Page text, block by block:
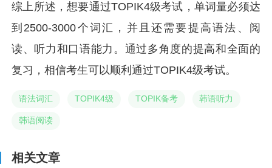
综上所述，想要通过TOPIK4级考试，单词量必须达
到2500-3000个词汇，并且还需要提高语法、阅
读、听力和口语能力。通过多角度的提高和全面的
复习，相信考生可以顺利通过TOPIK4级考试。
语法词汇 TOPIK4级 TOPIK备考 韩语听力
韩语阅读
相关文章